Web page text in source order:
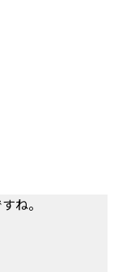
ね。